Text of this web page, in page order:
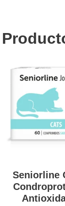
Seniorline